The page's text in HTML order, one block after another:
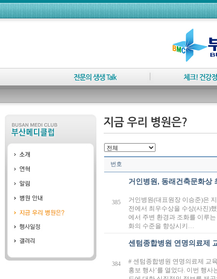
번호
385
거인병원, 동래건축문화상
거인병원(대표원장 이승준)은
전에서 최우수상을 수상(사진)
에서 주변 환경과 조화를 이루
화의 수준을 향상시키…
384
센텀종합병원 연명의료제
# 센텀종합병원 연명의료제 교
홍보 행사’를 열었다. 이번 행